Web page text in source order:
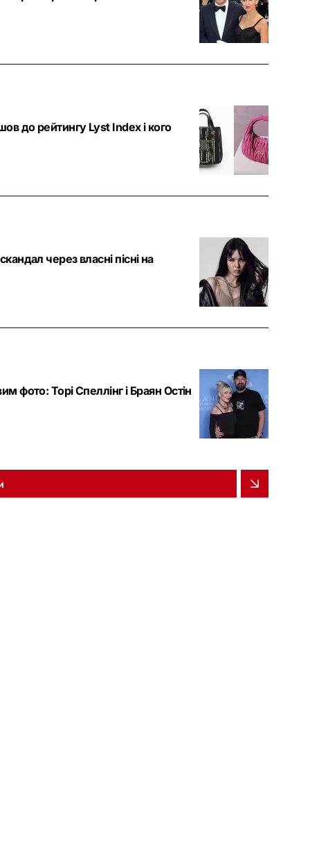
до рейтингу Lyst Index і кого
через власні пісні на
фото: Торі Спеллінг і Браян Остін